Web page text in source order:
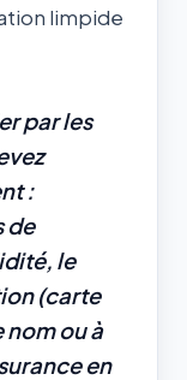
limpide
par les
:
de
le
(carte
nom ou à
en